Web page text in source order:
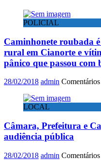
POLICIAL
Caminhonete roubada
rural em Cianorte e
pânico que passou com
28/02/2018 admin
LOCAL
Câmara, Prefeitura e
audiência pública
28/02/2018 admin